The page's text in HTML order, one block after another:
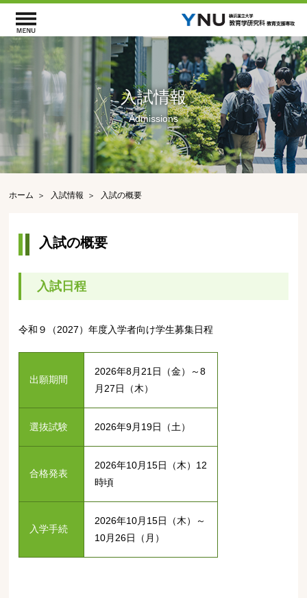
入試情報
Admissions
ホーム 入試情報 入試の概要
入試の概要
入試日程
令和９（2027）年度入学者向け学生募集日程
出願期間
2026年8月21日（金）～8
月27日（木）
選抜試験 2026年9月19日（土）
合格発表
2026年10月15日（木）12
時頃
入学手続
2026年10月15日（木）～
10月26日（月）